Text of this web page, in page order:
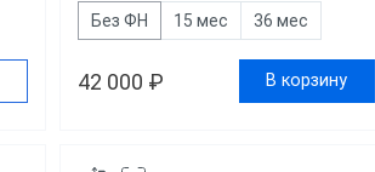
Без ФН 15 мес 36 мес
42 000 ₽ В корзину